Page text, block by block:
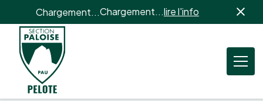
Chargement...Chargement...lire l'info